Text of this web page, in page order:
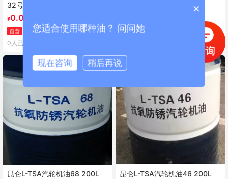
32号 18L
¥0.00
自营
0人已购买
自营
昆仑L-TSA汽轮机油68 200L 昆仑L-TSA汽轮机油46 200L
×
您适合使用哪种油？ 问问她
现在咨询 稍后再说